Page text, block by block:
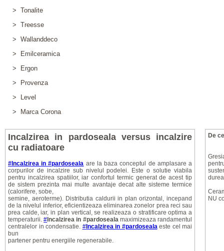
> Tonalite
> Treesse
> Wallanddeco
> Emilceramica
> Ergon
> Provenza
> Level
> Marca Corona
Incalzirea in pardoseala versus incalzire
cu radiatoare
#Incalzirea in #pardoseala are la baza conceptul de amplasare a
corpurilor de incalzire sub nivelul podelei. Este o solutie viabila
pentru incalzirea spatiilor, iar confortul termic generat de acest tip
de sistem prezinta mai multe avantaje decat alte sisteme termice
(calorifere, sobe,
semine, aeroterme). Distributia caldurii in plan orizontal, incepand
de la nivelul inferior, eficientizeaza eliminarea zonelor prea reci sau
prea calde, iar, in plan vertical, se realizeaza o stratificare optima a
temperaturii.# Incalzirea in #pardosealamaximizeaza randamentul
centralelor in condensatie. #Incalzirea in #pardosealaeste cel mai
bun
partener pentru energiile regenerabile.
De
NU